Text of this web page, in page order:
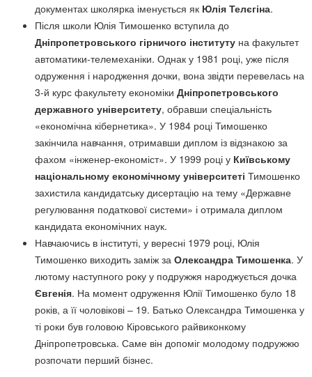
документах школярка іменується як Юлія Телєгіна.
Після школи Юлія Тимошенко вступила до
Дніпропетровського гірничого інституту на факультет
автоматики-телемеханіки. Однак у 1981 році, уже після
одруження і народження дочки, вона звідти перевелась на
3-й курс факультету економіки Дніпропетровського
державного університету, обравши спеціальність
«економічна кібернетика». У 1984 році Тимошенко
закінчила навчання, отримавши диплом із відзнакою за
фахом «інженер-економіст». У 1999 році у Київському
національному економічному університеті Тимошенко
захистила кандидатську дисертацію на тему «Державне
регулювання податкової системи» і отримала диплом
кандидата економічних наук.
Навчаючись в інституті, у вересні 1979 році, Юлія
Тимошенко виходить заміж за Олександра Тимошенка. У
лютому наступного року у подружжя народжується дочка
Євгенія. На момент одруження Юлії Тимошенко було 18
років, а її чоловікові – 19. Батько Олександра Тимошенка у
ті роки був головою Кіровського райвиконкому
Дніпропетровська. Саме він допоміг молодому подружжю
розпочати перший бізнес.